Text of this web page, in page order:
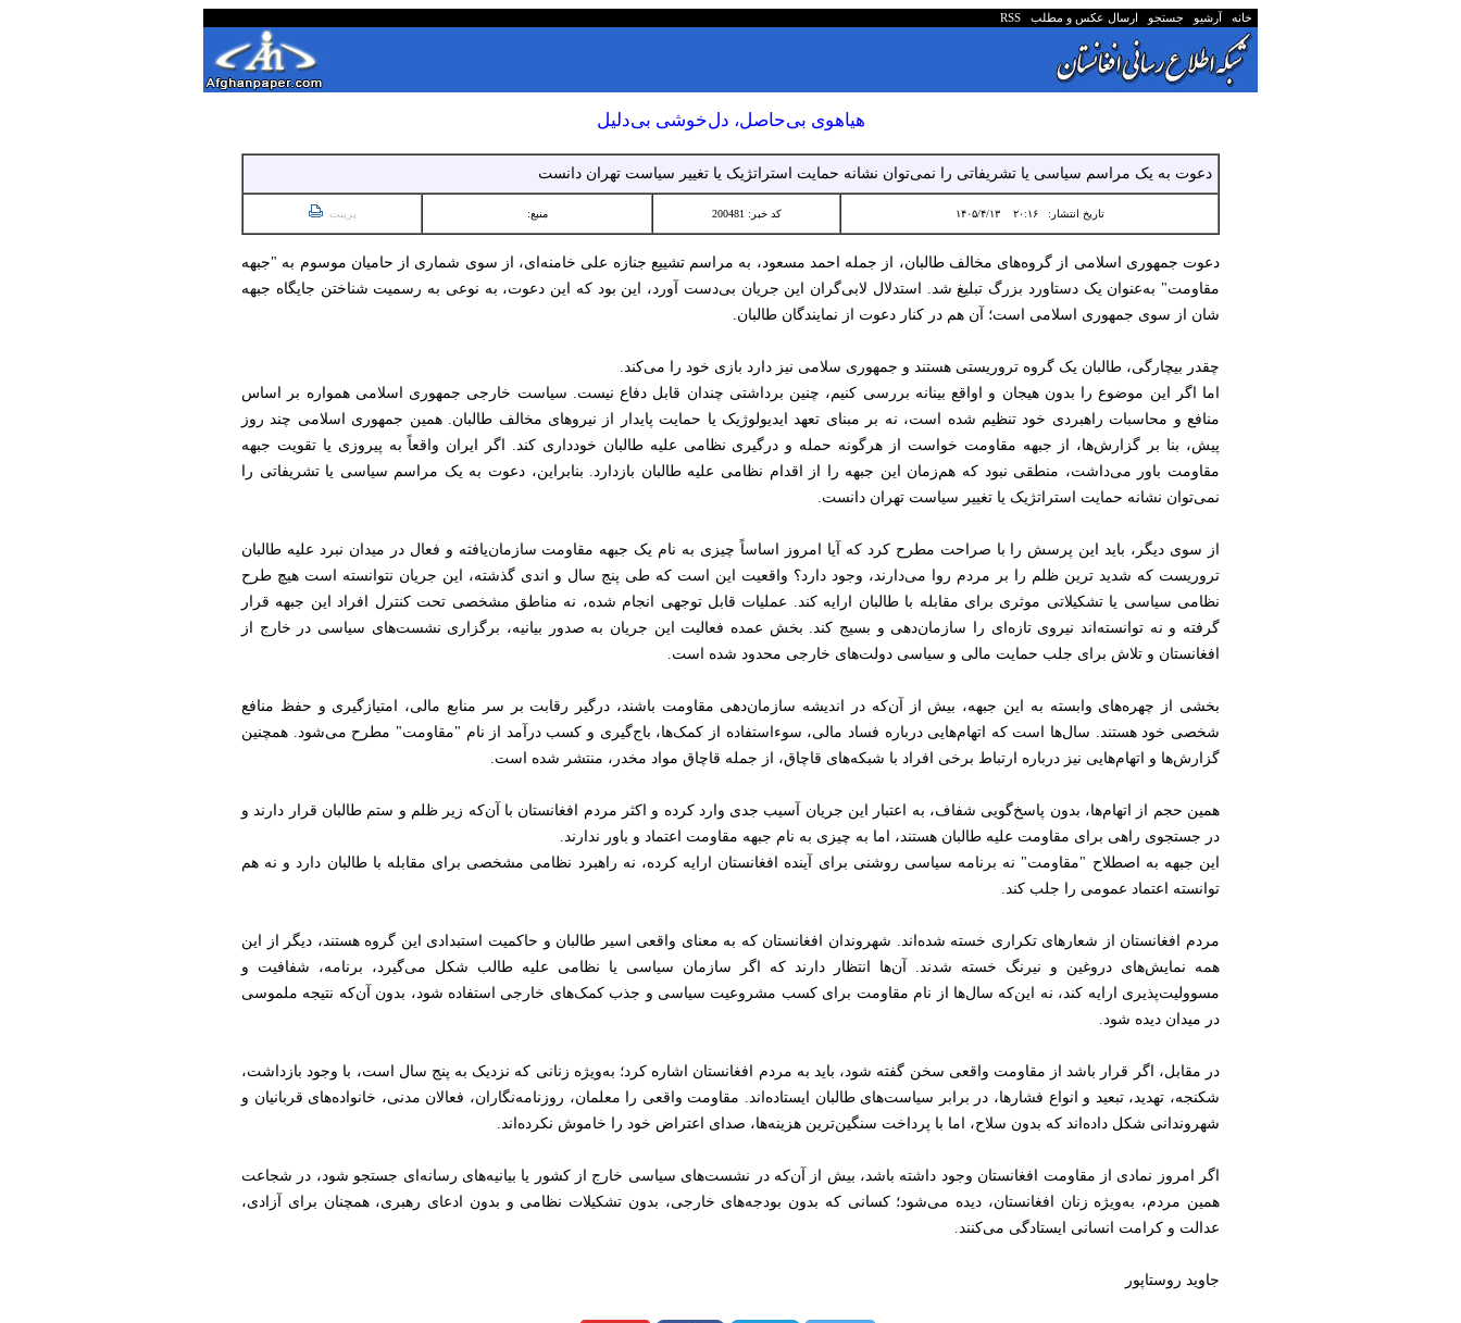
خانه آرشیو جستجو ارسال عکس و مطلب RSS
هیاهوی بی‌حاصل، دل‌خوشی بی‌دلیل
دعوت به یک مراسم سیاسی یا تشریفاتی را نمی‌توان نشانه حمایت استراتژیک یا تغییر سیاست تهران دانست
تاریخ انتشار:۲۰:۱۶ ۱۴۰۵/۴/۱۳ کد خبر: 200481 منبع: پرینت
دعوت جمهوری اسلامی از گروه‌های مخالف طالبان، از جمله احمد مسعود، به مراسم تشییع جنازه علی خامنه‌ای، از سوی شماری از حامیان موسوم به "جبهه
مقاومت" به‌عنوان یک دستاورد بزرگ تبلیغ شد. استدلال لابی‌گران این جریان بی‌دست آورد، این بود که این دعوت، به نوعی به رسمیت شناختن جایگاه جبهه
شان از سوی جمهوری اسلامی است؛ آن هم در کنار دعوت از نمایندگان طالبان.
چقدر بیچارگی، طالبان یک گروه تروریستی هستند و جمهوری سلامی نیز دارد بازی خود را می‌کند.
اما اگر این موضوع را بدون هیجان و اواقع بینانه بررسی کنیم، چنین برداشتی چندان قابل دفاع نیست. سیاست خارجی جمهوری اسلامی همواره بر اساس
منافع و محاسبات راهبردی خود تنظیم شده است، نه بر مبنای تعهد ایدیولوژیک یا حمایت پایدار از نیروهای مخالف طالبان. همین جمهوری اسلامی چند روز
پیش، بنا بر گزارش‌ها، از جبهه مقاومت خواست از هرگونه حمله و درگیری نظامی علیه طالبان خودداری کند. اگر ایران واقعاً به پیروزی یا تقویت جبهه
مقاومت باور می‌داشت، منطقی نبود که هم‌زمان این جبهه را از اقدام نظامی علیه طالبان بازدارد. بنابراین، دعوت به یک مراسم سیاسی یا تشریفاتی را
نمی‌توان نشانه حمایت استراتژیک یا تغییر سیاست تهران دانست.
از سوی دیگر، باید این پرسش را با صراحت مطرح کرد که آیا امروز اساساً چیزی به نام یک جبهه مقاومت سازمان‌یافته و فعال در میدان نبرد علیه طالبان
تروریست که شدید ترین ظلم را بر مردم روا می‌دارند، وجود دارد؟ واقعیت این است که طی پنج سال‌ و اندی گذشته، این جریان نتوانسته است هیچ طرح
نظامی سیاسی یا تشکیلاتی موثری برای مقابله با طالبان ارایه کند. عملیات قابل توجهی انجام شده، نه مناطق مشخصی تحت کنترل افراد این جبهه قرار
گرفته و نه توانسته‌اند نیروی تازه‌ای را سازمان‌دهی و بسیج کند. بخش عمده فعالیت این جریان به صدور بیانیه، برگزاری نشست‌های سیاسی در خارج از
افغانستان و تلاش برای جلب حمایت مالی و سیاسی دولت‌های خارجی محدود شده است.
بخشی از چهره‌های وابسته به این جبهه، بیش از آن‌که در اندیشه سازمان‌دهی مقاومت باشند، درگیر رقابت بر سر منابع مالی، امتیازگیری و حفظ منافع
شخصی خود هستند. سال‌ها است که اتهام‌هایی درباره فساد مالی، سوءاستفاده از کمک‌ها، باج‌گیری و کسب درآمد از نام "مقاومت" مطرح می‌شود. همچنین
گزارش‌ها و اتهام‌هایی نیز درباره ارتباط برخی افراد با شبکه‌های قاچاق، از جمله قاچاق مواد مخدر، منتشر شده است.
همین حجم از اتهام‌ها، بدون پاسخ‌گویی شفاف، به اعتبار این جریان آسیب جدی وارد کرده و اکثر مردم افغانستان با آن‌که زیر ظلم و ستم طالبان قرار دارند و
در جستجوی راهی برای مقاومت علیه طالبان هستند، اما به چیزی به نام جبهه مقاومت اعتماد و باور ندارند.
این جبهه به اصطلاح "مقاومت" نه برنامه سیاسی روشنی برای آینده افغانستان ارایه کرده، نه راهبرد نظامی مشخصی برای مقابله با طالبان دارد و نه هم
توانسته اعتماد عمومی را جلب کند.
مردم افغانستان از شعارهای تکراری خسته شده‌اند. شهروندان افغانستان که به معنای واقعی اسیر طالبان و حاکمیت استبدادی این گروه هستند، دیگر از این
همه نمایش‌های دروغین و نیرنگ خسته شدند. آن‌ها انتظار دارند که اگر سازمان سیاسی یا نظامی علیه طالب شکل می‌گیرد، برنامه، شفافیت و
مسوولیت‌پذیری ارایه کند، نه این‌که سال‌ها از نام مقاومت برای کسب مشروعیت سیاسی و جذب کمک‌های خارجی استفاده شود، بدون آن‌که نتیجه ملموسی
در میدان دیده شود.
در مقابل، اگر قرار باشد از مقاومت واقعی سخن گفته شود، باید به مردم افغانستان اشاره کرد؛ به‌ویژه زنانی که نزدیک به پنج سال است، با وجود بازداشت،
شکنجه، تهدید، تبعید و انواع فشارها، در برابر سیاست‌های طالبان ایستاده‌اند. مقاومت واقعی را معلمان، روزنامه‌نگاران، فعالان مدنی، خانواده‌های قربانیان و
شهروندانی شکل داده‌اند که بدون سلاح، اما با پرداخت سنگین‌ترین هزینه‌ها، صدای اعتراض خود را خاموش نکرده‌اند.
اگر امروز نمادی از مقاومت افغانستان وجود داشته باشد، بیش از آن‌که در نشست‌های سیاسی خارج از کشور یا بیانیه‌های رسانه‌ای جستجو شود، در شجاعت
همین مردم، به‌ویژه زنان افغانستان، دیده می‌شود؛ کسانی که بدون بودجه‌های خارجی، بدون تشکیلات نظامی و بدون ادعای رهبری، همچنان برای آزادی،
عدالت و کرامت انسانی ایستادگی می‌کنند.
جاوید روستاپور